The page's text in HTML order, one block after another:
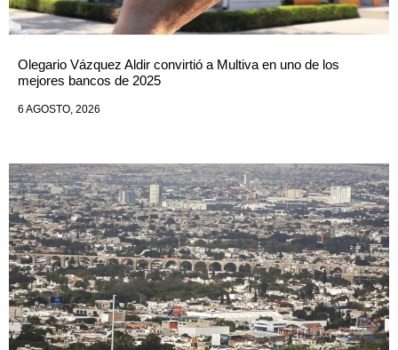
Olegario Vázquez Aldir convirtió a Multiva en uno de los
mejores bancos de 2025
6 AGOSTO, 2026